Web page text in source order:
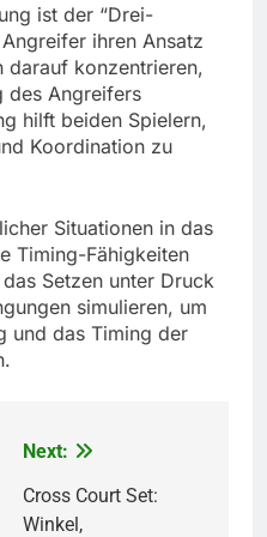
ist der “Drei-
ihren Ansatz
darauf konzentrieren,
des Angreifers
hilft beiden Spielern,
Koordination zu
Situationen in das
Timing-Fähigkeiten
Setzen unter Druck
simulieren, um
und das Timing der
Next:
Cross Court Set:
Winkel,